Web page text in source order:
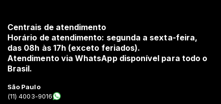
Centrais de atendimento
Horário de atendimento: segunda a sexta-feira,
das 08h às 17h (exceto feriados).
Atendimento via WhatsApp disponível para todo o
Brasil.
São Paulo
(11) 4003-9016